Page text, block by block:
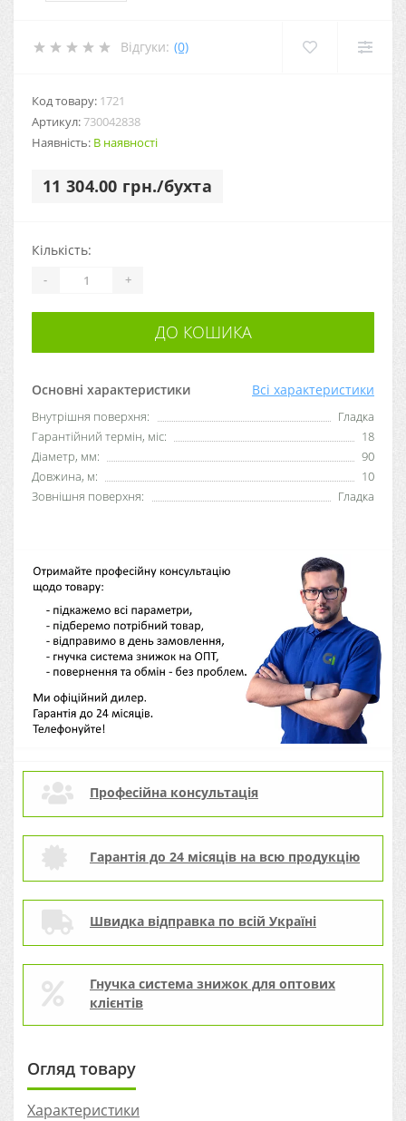
Відгуки: (0)
Код товару: 1721
Артикул:730042838
Наявність: В наявності
11 304.00 грн./бухта
Основні характеристики Всі характеристики
Внутрішня поверхня:
Гладка
Гарантійний термін, міс:
18
Діаметр, мм:
90
Довжина, м:
10
Зовнішня поверхня:
Гладка
Кількість:
- +
ДО КОШИКА
Професійна консультація
Гарантія до 24 місяців на всю продукцію
Швидка відправка по всій Україні
Гнучка система знижок для оптових
клієнтів
Огляд товару
Характеристики